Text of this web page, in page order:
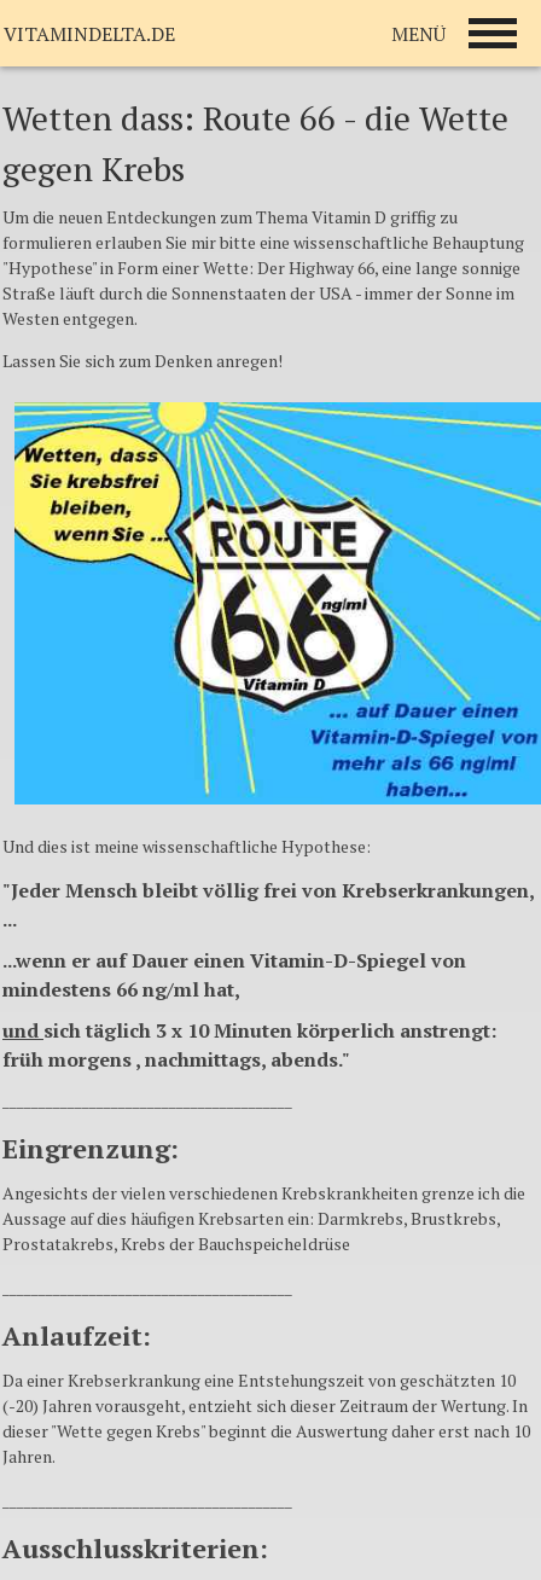
Wetten dass: Route 66 - die Wette
gegen Krebs
Um die neuen Entdeckungen zum Thema Vitamin D griffig zu
formulieren erlauben Sie mir bitte eine wissenschaftliche Behauptung
"Hypothese" in Form einer Wette: Der Highway 66, eine lange sonnige
Straße läuft durch die Sonnenstaaten der USA - immer der Sonne im
Westen entgegen.
Lassen Sie sich zum Denken anregen!
Und dies ist meine wissenschaftliche Hypothese:
"Jeder Mensch bleibt völlig frei von Krebserkrankungen,
...
...wenn er auf Dauer einen Vitamin-D-Spiegel von
mindestens 66 ng/ml hat,
und sich täglich 3 x 10 Minuten körperlich anstrengt:
früh morgens , nachmittags, abends."
Eingrenzung:
Angesichts der vielen verschiedenen Krebskrankheiten grenze ich die
Aussage auf dies häufigen Krebsarten ein: Darmkrebs, Brustkrebs,
Prostatakrebs, Krebs der Bauchspeicheldrüse
Anlaufzeit:
Da einer Krebserkrankung eine Entstehungszeit von geschätzten 10
(-20) Jahren vorausgeht, entzieht sich dieser Zeitraum der Wertung. In
dieser "Wette gegen Krebs" beginnt die Auswertung daher erst nach 10
Jahren.
Ausschlusskriterien:
VITAMINDELTA.DE MENÜ